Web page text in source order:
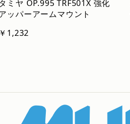
タミヤ OP.995 TRF501X 強化
ッパーアームマウント
￥1,232